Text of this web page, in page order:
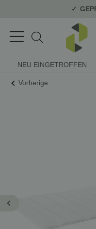
NEU EINGETROFFEN
Vorherige